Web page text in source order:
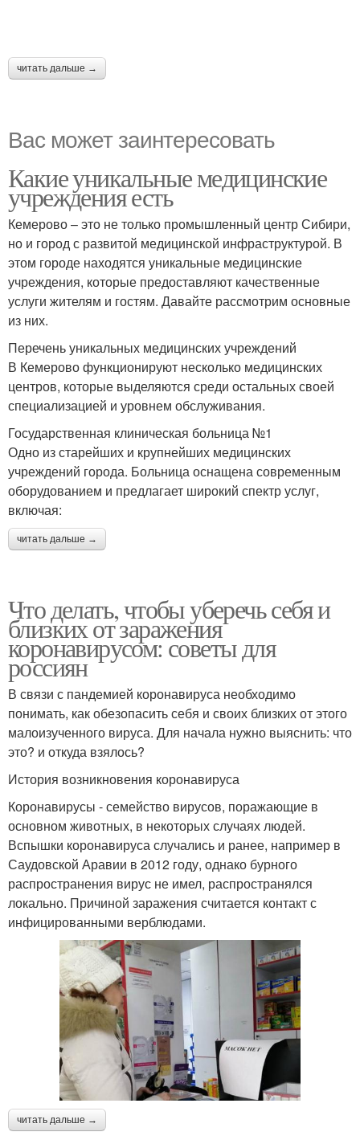
читать дальше →
Вас может заинтересовать
Какие уникальные медицинские
учреждения есть
Кемерово – это не только промышленный центр Сибири,
но и город с развитой медицинской инфраструктурой. В
этом городе находятся уникальные медицинские
учреждения, которые предоставляют качественные
услуги жителям и гостям. Давайте рассмотрим основные
из них.
Перечень уникальных медицинских учреждений
В Кемерово функционируют несколько медицинских
центров, которые выделяются среди остальных своей
специализацией и уровнем обслуживания.
Государственная клиническая больница №1
Одно из старейших и крупнейших медицинских
учреждений города. Больница оснащена современным
оборудованием и предлагает широкий спектр услуг,
включая:
читать дальше →
Что делать, чтобы уберечь себя и
близких от заражения
коронавирусом: советы для
россиян
В связи с пандемией коронавируса необходимо
понимать, как обезопасить себя и своих близких от этого
малоизученного вируса. Для начала нужно выяснить: что
это? и откуда взялось?
История возникновения коронавируса
Коронавирусы - семейство вирусов, поражающие в
основном животных, в некоторых случаях людей.
Вспышки коронавируса случались и ранее, например в
Саудовской Аравии в 2012 году, однако бурного
распространения вирус не имел, распространялся
локально. Причиной заражения считается контакт с
инфицированными верблюдами.
читать дальше →